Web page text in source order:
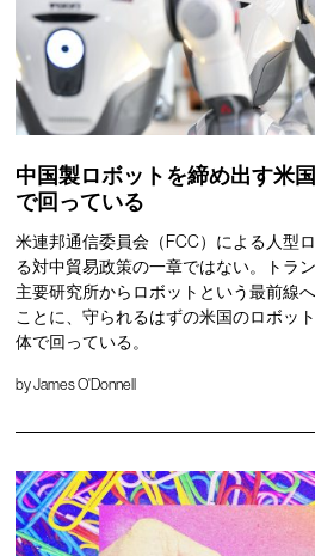
中国製ロボットを締め出す米
で回っている
米連邦通信委員会（FCC）による人型
る対中貿易政策の一章ではない。トラ
主要研究所からロボットという最前線
ことに、守られるはずの米国のロボッ
体で回っている。
byJames O'Donnell